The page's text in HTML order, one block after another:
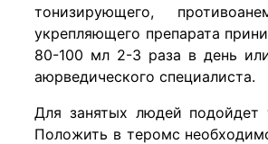
тонизирующего,
укрепляющего препарата
80-100 мл 2-3 раза в день
аюрведического специалиста.
Для занятых людей подойдет
Положить в теромс